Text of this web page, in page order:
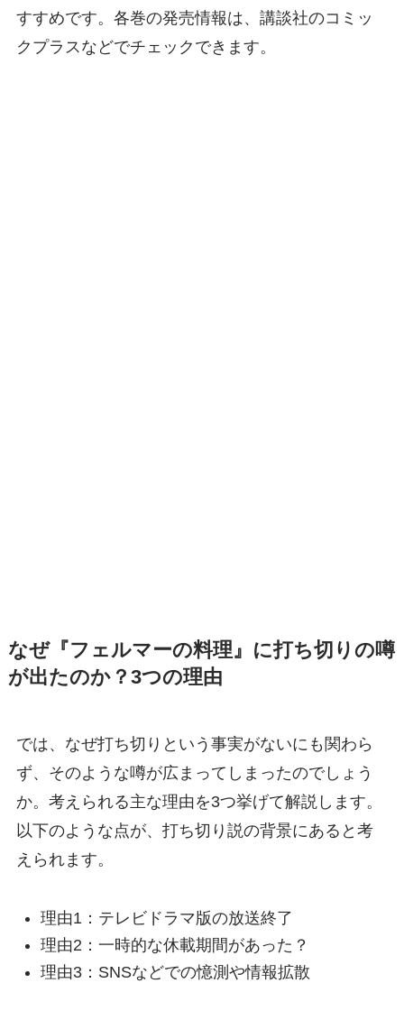
すすめです。各巻の発売情報は、講談社のコミッ
クプラスなどでチェックできます。
なぜ『フェルマーの料理』に打ち切りの噂
が出たのか？3つの理由
では、なぜ打ち切りという事実がないにも関わら
ず、そのような噂が広まってしまったのでしょう
か。考えられる主な理由を3つ挙げて解説します。
以下のような点が、打ち切り説の背景にあると考
えられます。
理由1：テレビドラマ版の放送終了
理由2：一時的な休載期間があった？
理由3：SNSなどでの憶測や情報拡散